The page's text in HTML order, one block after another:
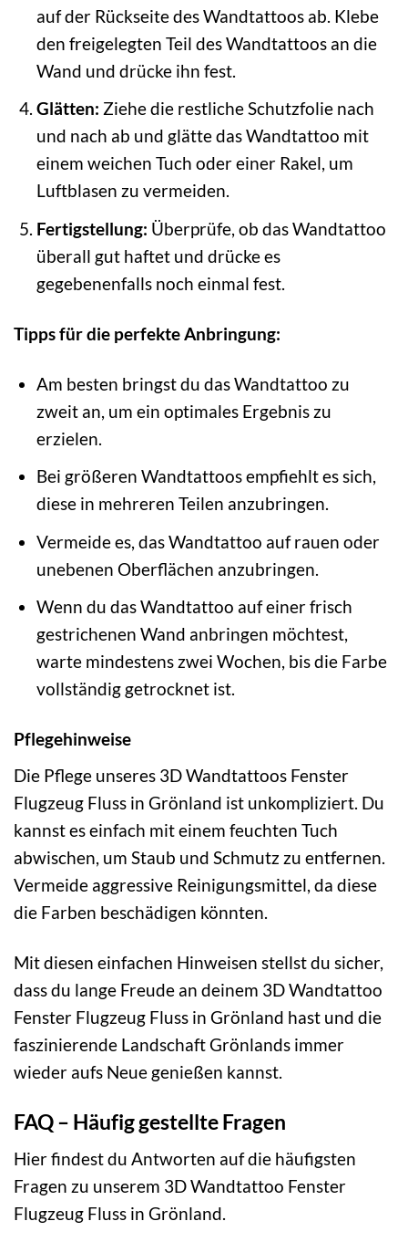
auf der Rückseite des Wandtattoos ab. Klebe
den freigelegten Teil des Wandtattoos an die
Wand und drücke ihn fest.
Glätten: Ziehe die restliche Schutzfolie nach
und nach ab und glätte das Wandtattoo mit
einem weichen Tuch oder einer Rakel, um
Luftblasen zu vermeiden.
Fertigstellung: Überprüfe, ob das Wandtattoo
überall gut haftet und drücke es
gegebenenfalls noch einmal fest.
Tipps für die perfekte Anbringung:
Am besten bringst du das Wandtattoo zu
zweit an, um ein optimales Ergebnis zu
erzielen.
Bei größeren Wandtattoos empfiehlt es sich,
diese in mehreren Teilen anzubringen.
Vermeide es, das Wandtattoo auf rauen oder
unebenen Oberflächen anzubringen.
Wenn du das Wandtattoo auf einer frisch
gestrichenen Wand anbringen möchtest,
warte mindestens zwei Wochen, bis die Farbe
vollständig getrocknet ist.
Pflegehinweise
Die Pflege unseres 3D Wandtattoos Fenster
Flugzeug Fluss in Grönland ist unkompliziert. Du
kannst es einfach mit einem feuchten Tuch
abwischen, um Staub und Schmutz zu entfernen.
Vermeide aggressive Reinigungsmittel, da diese
die Farben beschädigen könnten.
Mit diesen einfachen Hinweisen stellst du sicher,
dass du lange Freude an deinem 3D Wandtattoo
Fenster Flugzeug Fluss in Grönland hast und die
faszinierende Landschaft Grönlands immer
wieder aufs Neue genießen kannst.
FAQ – Häufig gestellte Fragen
Hier findest du Antworten auf die häufigsten
Fragen zu unserem 3D Wandtattoo Fenster
Flugzeug Fluss in Grönland.